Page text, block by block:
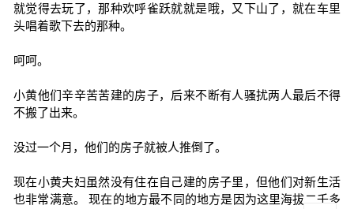
就觉得去玩了，那种欢呼雀跃就就是哦，又下山了，就在车里
头唱着歌下去的那种。
呵呵。
小黄他们辛辛苦苦建的房子，后来不断有人骚扰两人最后不得
不搬了出来。
没过一个月，他们的房子就被人推倒了。
现在小黄夫妇虽然没有住在自己建的房子里，但他们对新生活
也非常满意。 现在的地方最不同的地方是因为这里海拔二千多